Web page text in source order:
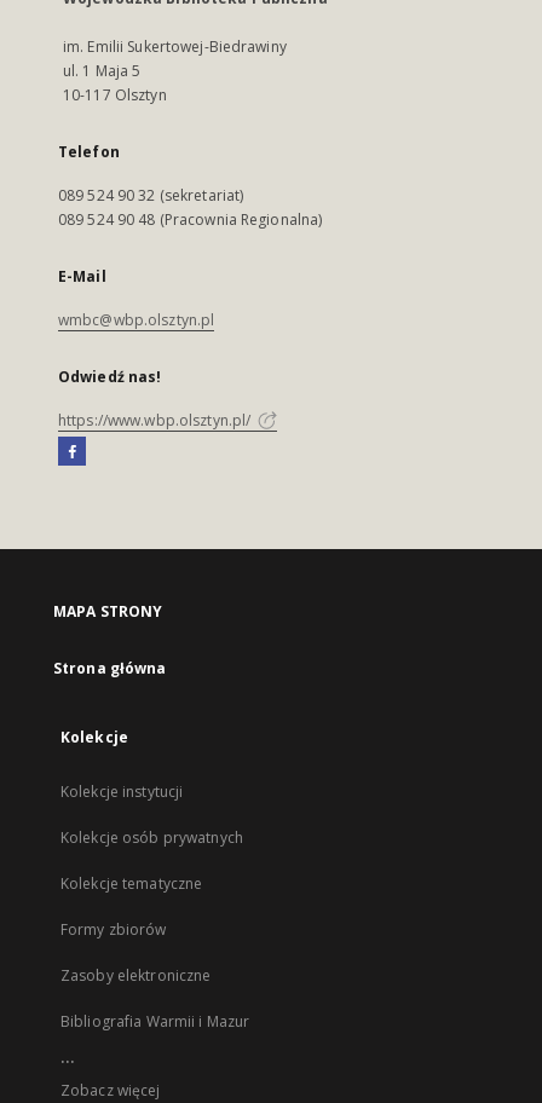
im. Emilii Sukertowej-Biedrawiny
ul. 1 Maja 5
10-117 Olsztyn
Telefon
089 524 90 32 (sekretariat)
089 524 90 48 (Pracownia Regionalna)
E-Mail
wmbc@wbp.olsztyn.pl
Odwiedź nas!
https://www.wbp.olsztyn.pl/
MAPA STRONY
Strona główna
Kolekcje
Kolekcje instytucji
Kolekcje osób prywatnych
Kolekcje tematyczne
Formy zbiorów
Zasoby elektroniczne
Bibliografia Warmii i Mazur
...
Zobacz więcej